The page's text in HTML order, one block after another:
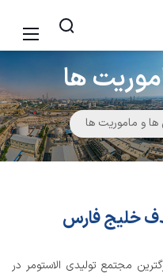
ها
ها و ماموریت ها
خلیج فارس
مجتمع تولیدی الاستومر در